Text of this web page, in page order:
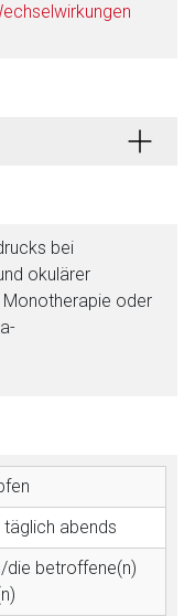
bei
okulärer
Monotherapie oder
täglich abends
die betroffene(n)
eine externe Web-
Seite ist deren
dort ggf. andere